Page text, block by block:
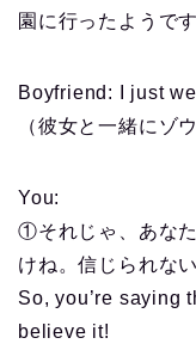
園に行ったようで
Boyfriend: I just
（彼女と一緒にゾ
You:
①それじゃ、あな
けね。信じられない
So, you’re saying
believe it!